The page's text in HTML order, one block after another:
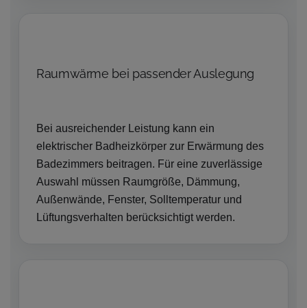
Raumwärme bei passender Auslegung
Bei ausreichender Leistung kann ein
elektrischer Badheizkörper zur Erwärmung des
Badezimmers beitragen. Für eine zuverlässige
Auswahl müssen Raumgröße, Dämmung,
Außenwände, Fenster, Solltemperatur und
Lüftungsverhalten berücksichtigt werden.